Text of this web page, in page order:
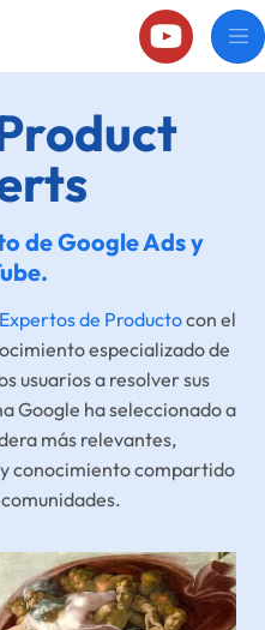
de Google Ads y
de Productocon el
especializado de
usuarios a resolver sus
Google ha seleccionado a
más relevantes,
conocimiento compartido